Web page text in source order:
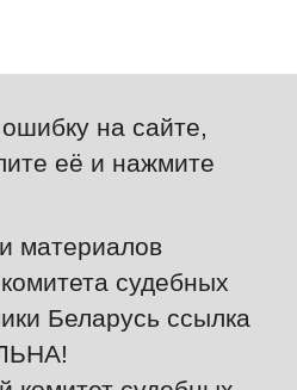
на сайте,
её и нажмите
материалов
судебных
Беларусь ссылка